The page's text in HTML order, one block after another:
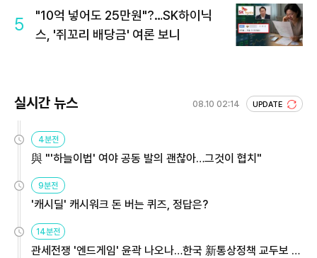
5
"10억 넣어도 25만원"?…SK하이닉
스, '쥐꼬리 배당금' 여론 보니
실시간 뉴스 08.10 02:14 UPDATE
4분전
與 "'하늘이법' 여야 공동 발의 괜찮아…그것이 협치"
9분전
'캐시딜' 캐시워크 돈 버는 퀴즈, 정답은?
14분전
관세전쟁 '엔드게임' 윤곽 나오나…한국 新통상정책 교두보 활